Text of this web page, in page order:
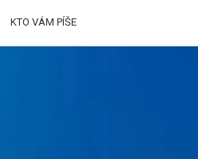
KTO VÁM PÍŠE